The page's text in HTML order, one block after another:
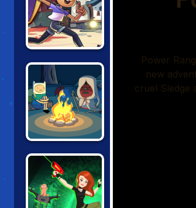
WITCH'S
APPRENTICE
TIME: FABLES OF
OOO